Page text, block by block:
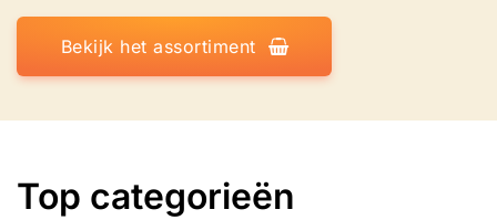
Bekijk het assortiment
Top categorieën